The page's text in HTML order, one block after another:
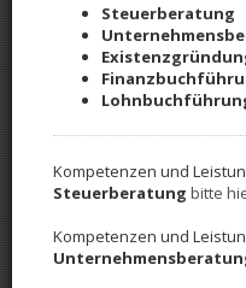
Steuerberatung
Kompetenzen und
Steuerberatung bitte
Kompetenzen und